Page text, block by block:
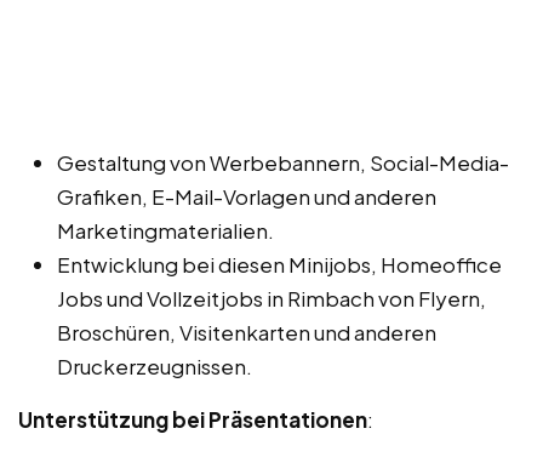
Gestaltung von Werbebannern, Social-Media-
Grafiken, E-Mail-Vorlagen und anderen
Marketingmaterialien.
Entwicklung bei diesen Minijobs, Homeoffice
Jobs und Vollzeitjobs in Rimbach von Flyern,
Broschüren, Visitenkarten und anderen
Druckerzeugnissen.
Unterstützung bei Präsentationen: